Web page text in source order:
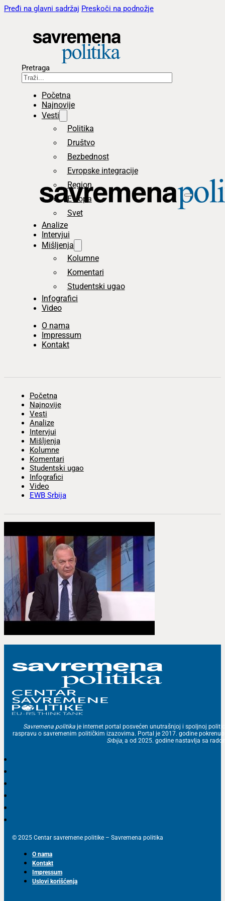
Pređi na glavni sadržaj Preskoči na podnožje
Pretraga
Početna
Najnovije
Vesti
Politika
Društvo
Bezbednost
Evropske integracije
Region
Evropa
Svet
Analize
Intervjui
Mišljenja
Kolumne
Komentari
Studentski ugao
Infografici
Video
O nama
Impressum
Kontakt
Početna
Najnovije
Vesti
Analize
Intervjui
Mišljenja
Kolumne
Komentari
Studentski ugao
Infografici
Video
EWB Srbija
Savremena politika je internet portal posvećen unutrašnjoj i spoljnoj
raspravu o savremenim političkim izazovima. Portal je 2017. godine
Srbija, a od 2025. godine nastavlja sa
© 2025 Centar savremene politike – Savremena politika
O nama
Kontakt
Impressum
Uslovi korišćenja